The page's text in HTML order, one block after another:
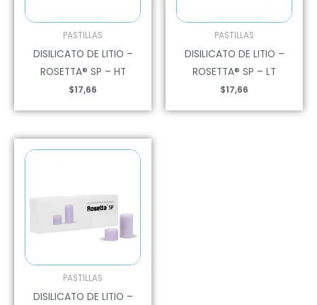
PASTILLAS
DISILICATO DE LITIO –
ROSETTA® SP – HT
$17,66
PASTILLAS
DISILICATO DE LITIO –
ROSETTA® SP – LT
$17,66
PASTILLAS
DISILICATO DE LITIO –